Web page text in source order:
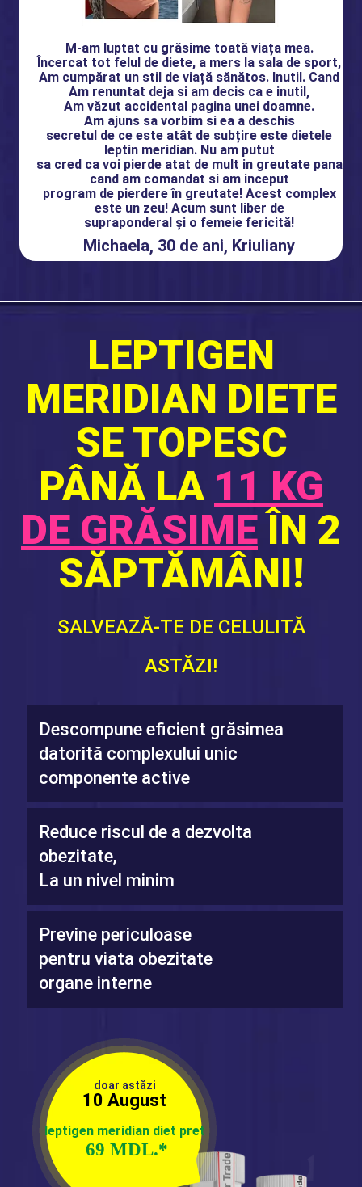
M-am luptat cu grăsime toată viața mea.
Încercat tot felul de diete, a mers la sala de sport,
Am cumpărat un stil de viață sănătos. Inutil. Cand
Am renuntat deja si am decis ca e inutil,
Am văzut accidental pagina unei doamne.
Am ajuns sa vorbim si ea a deschis
secretul de ce este atât de subțire este dietele
leptin meridian. Nu am putut
sa cred ca voi pierde atat de mult in greutate pana
cand am comandat si am inceput
program de pierdere în greutate! Acest complex
este un zeu! Acum sunt liber de
supraponderal și o femeie fericită!
Michaela, 30 de ani, Kriuliany
LEPTIGEN
MERIDIAN DIETE
SE TOPESC
PÂNĂ LA 11 KG
DE GRĂSIME ÎN 2
SĂPTĂMÂNI!
SALVEAZĂ-TE DE CELULITĂ
ASTĂZI!
Descompune eficient grăsimea
datorită complexului unic
componente active
Reduce riscul de a dezvolta
obezitate,
La un nivel minim
Previne periculoase
pentru viata obezitate
organe interne
doar astăzi
10 August
leptigen meridian diet pret
69 MDL.*